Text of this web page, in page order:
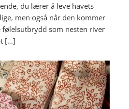
du lærer å leve havets
men også når den kommer
som nesten river
[…]